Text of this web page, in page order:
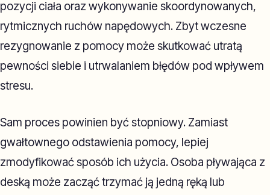
pozycji ciała oraz wykonywanie skoordynowanych,
rytmicznych ruchów napędowych. Zbyt wczesne
rezygnowanie z pomocy może skutkować utratą
pewności siebie i utrwalaniem błędów pod wpływem
stresu.
Sam proces powinien być stopniowy. Zamiast
gwałtownego odstawienia pomocy, lepiej
zmodyfikować sposób ich użycia. Osoba pływająca z
deską może zacząć trzymać ją jedną ręką lub